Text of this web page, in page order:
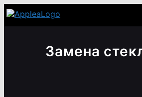
Замена